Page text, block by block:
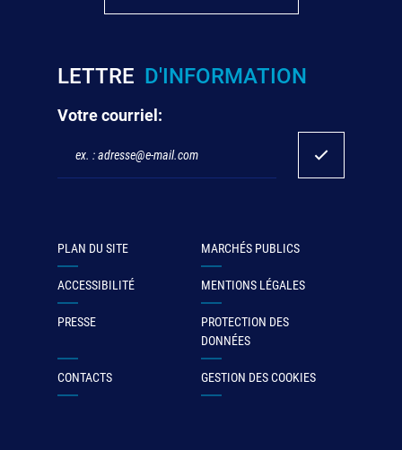
LETTRE D'INFORMATION
Votre courriel:
PLAN DU SITE MARCHÉS PUBLICS
ACCESSIBILITÉ MENTIONS LÉGALES
PRESSE
PROTECTION DES
DONNÉES
CONTACTS GESTION DES COOKIES